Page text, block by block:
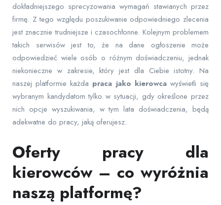
dokładniejszego sprecyzowania wymagań stawianych przez
firmę. Z tego względu poszukiwanie odpowiedniego zlecenia
jest znacznie trudniejsze i czasochłonne. Kolejnym problemem
takich serwisów jest to, że na dane ogłoszenie może
odpowiedzieć wiele osób o różnym doświadczeniu, jednak
niekonieczne w zakresie, który jest dla Ciebie istotny. Na
naszej platformie każda praca jako kierowca wyświetli się
wybranym kandydatom tylko w sytuacji, gdy określone przez
nich opcje wyszukiwania, w tym lata doświadczenia, będą
adekwatne do pracy, jaką oferujesz.
Oferty pracy dla
kierowców – co wyróżnia
naszą platformę?